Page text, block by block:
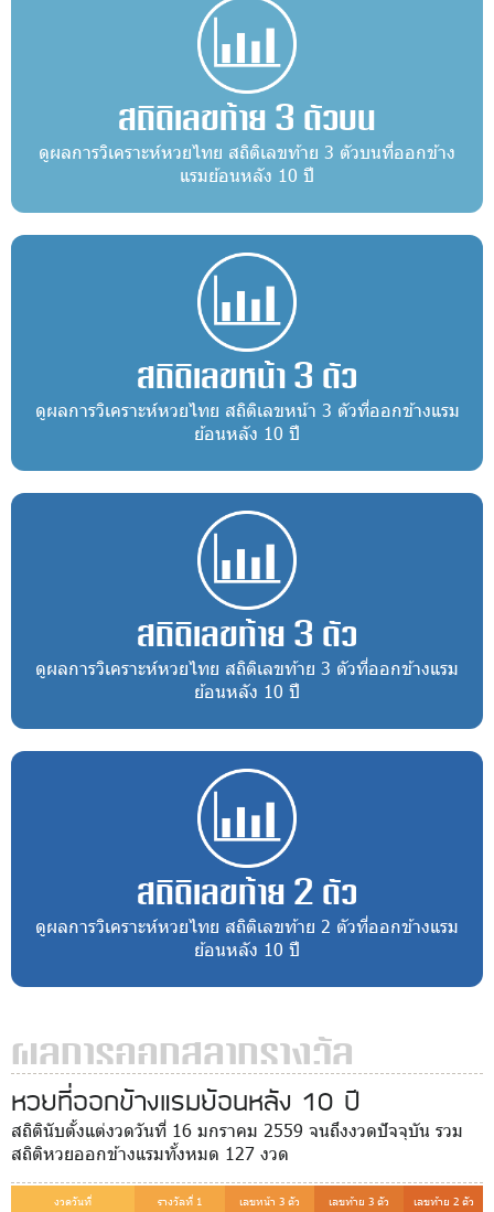
สถิติเลขท้าย 3 ตัวบน
ดูผลการวิเคราะห์หวยไทย สถิติเลขท้าย 3 ตัวบนที่ออกข้าง
แรมย้อนหลัง 10 ปี
สถิติเลขหน้า 3 ตัว
ดูผลการวิเคราะห์หวยไทย สถิติเลขหน้า 3 ตัวที่ออกข้างแรม
ย้อนหลัง 10 ปี
สถิติเลขท้าย 3 ตัว
ดูผลการวิเคราะห์หวยไทย สถิติเลขท้าย 3 ตัวที่ออกข้างแรม
ย้อนหลัง 10 ปี
สถิติเลขท้าย 2 ตัว
ดูผลการวิเคราะห์หวยไทย สถิติเลขท้าย 2 ตัวที่ออกข้างแรม
ย้อนหลัง 10 ปี
ผลการออกสลากรางวัล
หวยที่ออกข้างแรมย้อนหลัง 10 ปี
สถิตินับตั้งแต่งวดวันที่ 16 มกราคม 2559 จนถึงงวดปัจจุบัน รวม
สถิติหวยออกข้างแรมทั้งหมด 127 งวด
งวดวันที่ รางวัลที่ 1 เลขหน้า 3 ตัว เลขท้าย 3 ตัว เลขท้าย 2 ตัว